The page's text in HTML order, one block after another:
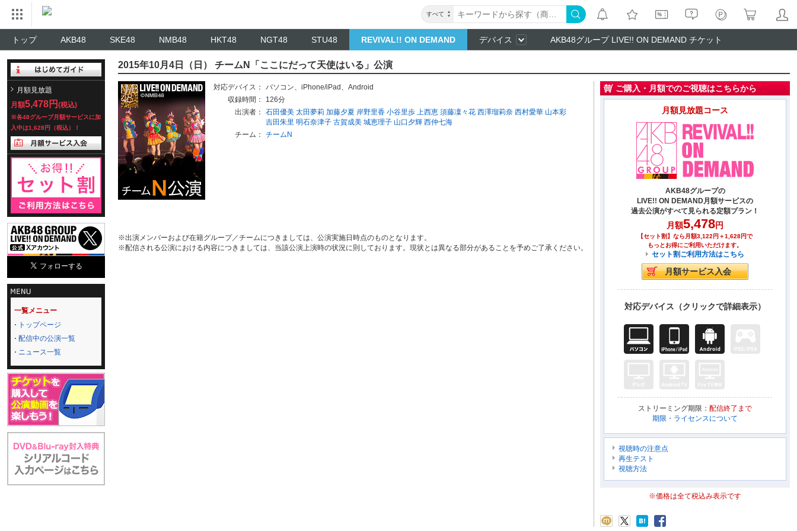
すべて
トップ AKB48 SKE48 NMB48 HKT48 NGT48 STU48 REVIVAL!! ON DEMAND デバイス AKB48グループ LIVE!! ON DEMAND チケット
月額見放題
月額5,478円 (税込)
※各48グループ月額サービスに加
入中は1,628円（税込）！
一覧メニュー
トップページ
配信中の公演一覧
ニュース一覧
2015年10月4日（日） チームN「ここにだって天使はいる」公演
対応デバイス： パソコン、 iPhone/iPad 、 Android
収録時間：
126分
出演者：
石田優美 太田夢莉 加藤夕夏 岸野里香 小谷里歩 上西恵 須藤凜々花 西澤瑠莉奈 西村愛華 山本彩
吉田朱里 明石奈津子 古賀成美 城恵理子 山口夕輝 西仲七海
チーム：
チームN
※出演メンバーおよび在籍グループ／チームにつきましては、公演実施日時点のものとなります。
※配信される公演における内容につきましては、当該公演上演時の状況に則しております。現状とは異なる部分があることを予めご了承ください。
ご購入・月額でのご視聴はこちらから
月額見放題コース
AKB48グループの
LIVE!! ON DEMAND月額サービスの
過去公演がすべて見られる定額プラン！
月額5,478円
【セット割】なら月額3,122円＋1,628円で
もっとお得にご利用いただけます。
セット割ご利用方法はこちら
対応デバイス（クリックで詳細表示）
ストリーミング期限： 配信終了まで
期限・ライセンスについて
視聴時の注意点
再生テスト
視聴方法
※価格は全て税込み表示です